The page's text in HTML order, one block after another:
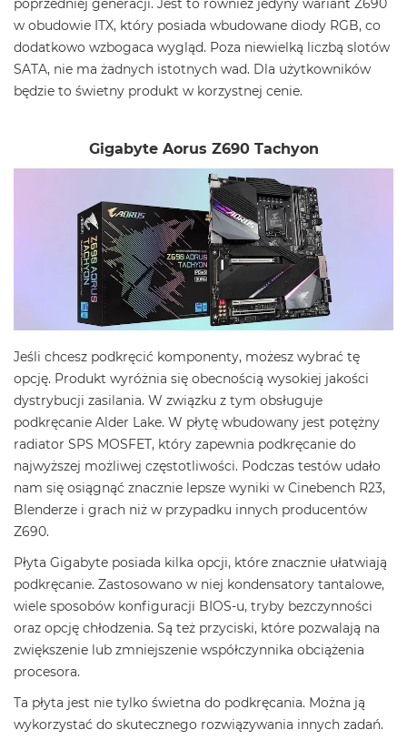
w obudowie ITX, który posiada wbudowane diody RGB, co
dodatkowo wzbogaca wygląd. Poza niewielką liczbą slotów
SATA, nie ma żadnych istotnych wad. Dla użytkowników
będzie to świetny produkt w korzystnej cenie.
Gigabyte Aorus Z690 Tachyon
Jeśli chcesz podkręcić komponenty, możesz wybrać tę
opcję. Produkt wyróżnia się obecnością wysokiej jakości
dystrybucji zasilania. W związku z tym obsługuje
podkręcanie Alder Lake. W płytę wbudowany jest potężny
radiator SPS MOSFET, który zapewnia podkręcanie do
najwyższej możliwej częstotliwości. Podczas testów udało
nam się osiągnąć znacznie lepsze wyniki w Cinebench R23,
Blenderze i grach niż w przypadku innych producentów
Z690.
Płyta Gigabyte posiada kilka opcji, które znacznie ułatwiają
podkręcanie. Zastosowano w niej kondensatory tantalowe,
wiele sposobów konfiguracji BIOS-u, tryby bezczynności
oraz opcję chłodzenia. Są też przyciski, które pozwalają na
zwiększenie lub zmniejszenie współczynnika obciążenia
procesora.
Ta płyta jest nie tylko świetna do podkręcania. Można ją
wykorzystać do skutecznego rozwiązywania innych zadań.